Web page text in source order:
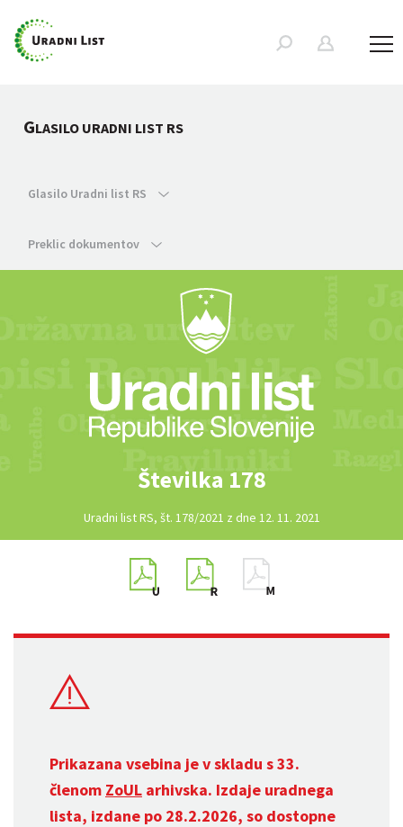
GLASILO URADNI LIST RS
Glasilo Uradni list RS
Preklic dokumentov
Številka 178
Uradni list RS, št. 178/2021 z dne 12. 11. 2021
Prikazana vsebina je v skladu s 33.
členom ZoUL arhivska. Izdaje uradnega
lista, izdane po 28.2.2026, so dostopne